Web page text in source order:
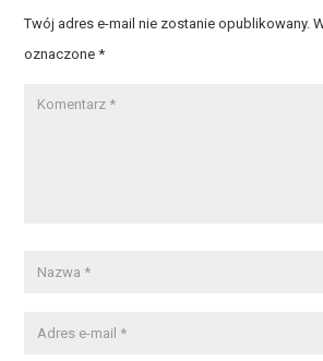
Twój adres e-mail nie zostanie opublikowany.
oznaczone*